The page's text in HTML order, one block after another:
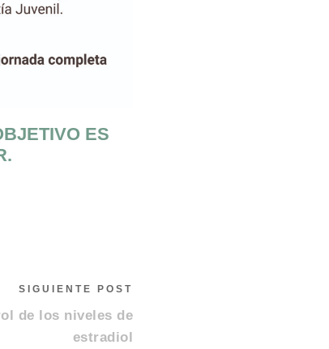
ES
SIGUIENTE POST
de los niveles de
estradiol